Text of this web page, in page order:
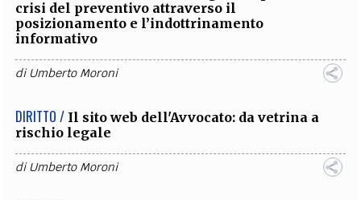
crisi del preventivo attraverso il
posizionamento e l’indottrinamento
informativo
di Umberto Moroni
DIRITTO / Il sito web dell'Avvocato: da vetrina a
rischio legale
di Umberto Moroni